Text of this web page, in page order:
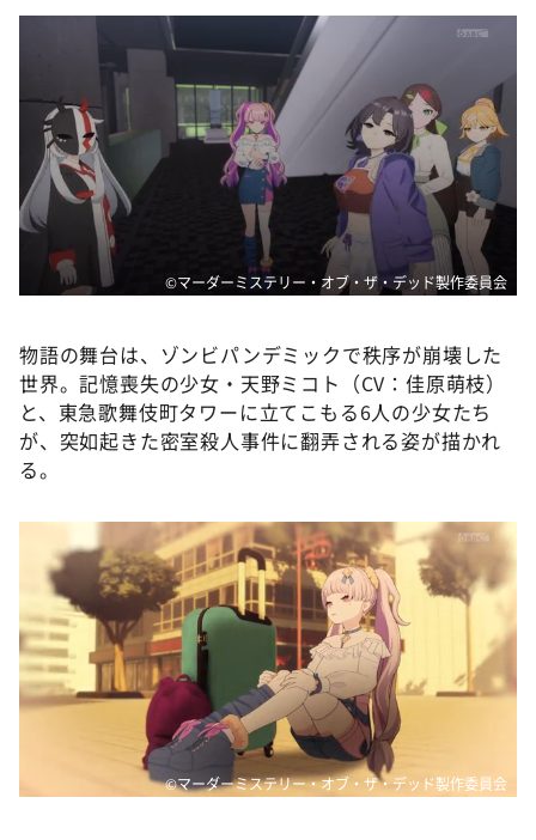
©マーダーミステリー・オブ・ザ・デッド製作委員会
物語の舞台は、ゾンビパンデミックで秩序が崩壊した
世界。記憶喪失の少女・天野ミコト（CV：佳原萌枝）
と、東急歌舞伎町タワーに立てこもる6人の少女たち
が、突如起きた密室殺人事件に翻弄される姿が描かれ
る。
©マーダーミステリー・オブ・ザ・デッド製作委員会